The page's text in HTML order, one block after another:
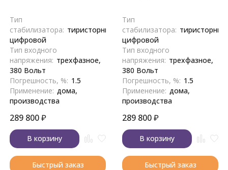
Тип
стабилизатора: тиристорный,
цифровой
Тип входного
напряжения: трехфазное,
380 Вольт
Погрешность, %: 1.5
Применение: дома,
производства
289 800₽
В корзину
Быстрый заказ
Тип
стабилизатора:
цифровой
Тип входного
напряжения: трехфазное,
380 Вольт
Погрешность, %: 1.5
Применение: дома,
производства
289 800₽
В корзину
Быстрый заказ